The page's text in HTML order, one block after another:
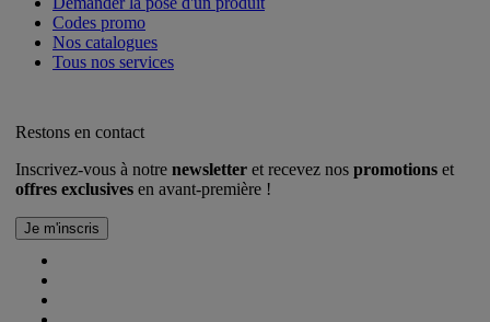
Codes promo
Nos catalogues
Tous nos services
Restons en contact
Inscrivez-vous à notre newsletter et recevez nos promotions et
offres exclusives en avant-première !